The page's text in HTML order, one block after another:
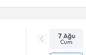
7 Ağu
Cum